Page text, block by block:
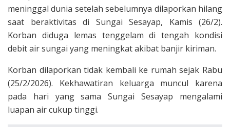
meninggal dunia setelah sebelumnya dilaporkan hilang
saat beraktivitas di Sungai Sesayap, Kamis (26/2).
Korban diduga lemas tenggelam di tengah kondisi
debit air sungai yang meningkat akibat banjir kiriman.
Korban dilaporkan tidak kembali ke rumah sejak Rabu
(25/2/2026). Kekhawatiran keluarga muncul karena
pada hari yang sama Sungai Sesayap mengalami
luapan air cukup tinggi.